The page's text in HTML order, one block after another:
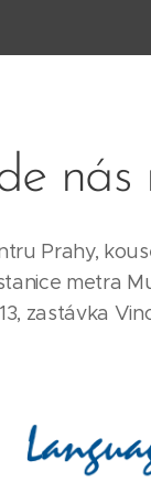
nás
Prahy,
metra
zastávka